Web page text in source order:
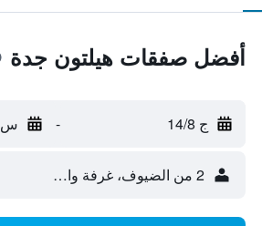
أفضل صفقات هيلتون جدة
ج 14/8 - س 15/8
2 من الضيوف، غرفة واحدة